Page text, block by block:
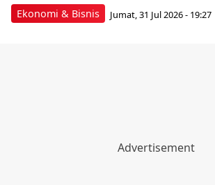
Ekonomi & Bisnis Jumat, 31 Jul 2026 - 19:27